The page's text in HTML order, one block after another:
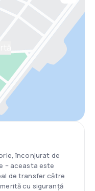
înconjurat de
– aceasta este
de transfer către
cu siguranță